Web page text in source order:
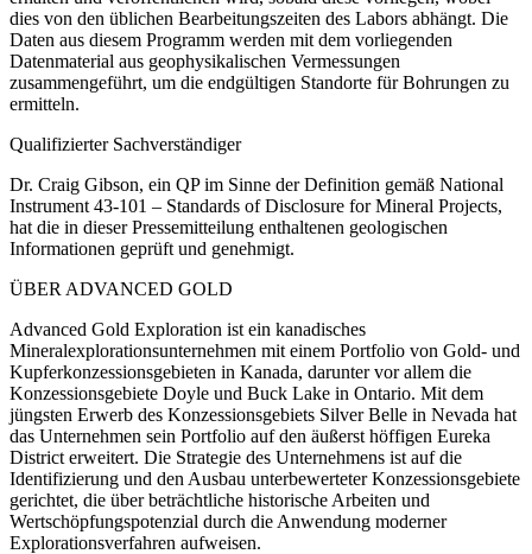
dies von den üblichen Bearbeitungszeiten des Labors abhängt. Die
Daten aus diesem Programm werden mit dem vorliegenden
Datenmaterial aus geophysikalischen Vermessungen
zusammengeführt, um die endgültigen Standorte für Bohrungen zu
ermitteln.
Qualifizierter Sachverständiger
Dr. Craig Gibson, ein QP im Sinne der Definition gemäß National
Instrument 43-101 – Standards of Disclosure for Mineral Projects,
hat die in dieser Pressemitteilung enthaltenen geologischen
Informationen geprüft und genehmigt.
ÜBER ADVANCED GOLD
Advanced Gold Exploration ist ein kanadisches
Mineralexplorationsunternehmen mit einem Portfolio von Gold- und
Kupferkonzessionsgebieten in Kanada, darunter vor allem die
Konzessionsgebiete Doyle und Buck Lake in Ontario. Mit dem
jüngsten Erwerb des Konzessionsgebiets Silver Belle in Nevada hat
das Unternehmen sein Portfolio auf den äußerst höffigen Eureka
District erweitert. Die Strategie des Unternehmens ist auf die
Identifizierung und den Ausbau unterbewerteter Konzessionsgebiete
gerichtet, die über beträchtliche historische Arbeiten und
Wertschöpfungspotenzial durch die Anwendung moderner
Explorationsverfahren aufweisen.